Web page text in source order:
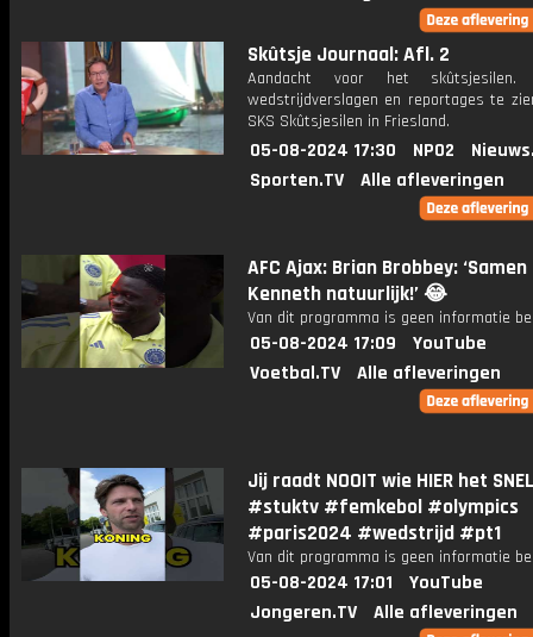
Skûtsje Journaal: Afl. 2
Aandacht voor het
wedstrijdverslagen en reportages te
SKS Skûtsjesilen in Friesland.
05-08-2024 17:30 NPO2
Sporten.TV
Alle afleveringen
AFC Ajax: Brian Brobbey:
Kenneth natuurlijk!’ 😂
Van dit programma is geen informatie
05-08-2024 17:09
YouTube
Voetbal.TV
Alle afleveringen
Jij raadt NOOIT wie HIER het
#stuktv #femkebol #olympics
#paris2024 #wedstrijd #pt1
Van dit programma is geen informatie
05-08-2024 17:01
YouTube
Jongeren.TV
Alle afleveringen